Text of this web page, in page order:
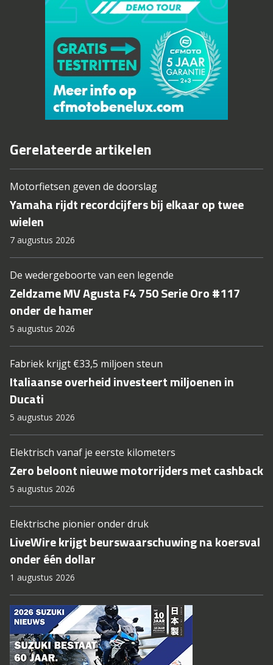
Gerelateerde artikelen
Motorfietsen geven de doorslag
Yamaha rijdt recordcijfers bij elkaar op twee
wielen
7 augustus 2026
De wedergeboorte van een legende
Zeldzame MV Agusta F4 750 Serie Oro #117
onder de hamer
5 augustus 2026
Fabriek krijgt €33,5 miljoen steun
Italiaanse overheid investeert miljoenen in
Ducati
5 augustus 2026
Elektrisch vanaf je eerste kilometers
Zero beloont nieuwe motorrijders met cashback
5 augustus 2026
Elektrische pionier onder druk
LiveWire krijgt beurswaarschuwing na koersval
onder één dollar
1 augustus 2026